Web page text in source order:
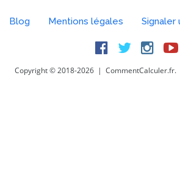
Blog Mentions légales Signaler
Facebook
Twitter
Copyright © 2018-2026 |